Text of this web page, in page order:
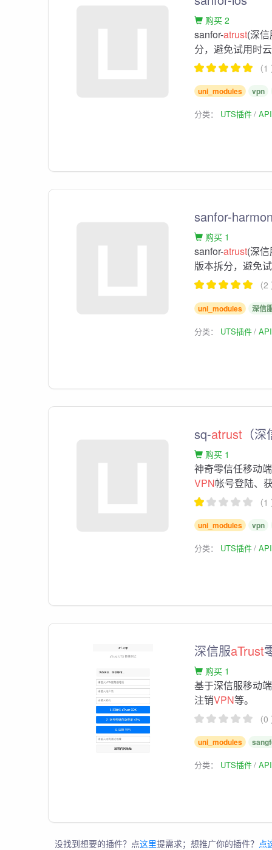
购买 2
sanfor-atrust(深
分，避免试用时
（
uni_modules vpn
分类： UTS插件
sanfor-
购买 1
sanfor-atrust(深
版本拆分，避免
（
uni_modules 深信
分类： UTS插件
sq-atrust （
购买 1
神奇零信任移动
VPN帐号登陆、
（
uni_modules vpn
分类： UTS插件
深信服aTrust
购买 1
基于深信服移动
注销VPN等。
（
uni_modules
分类： UTS插件
没找到想要的插件？点这里提需求；想推广你的插件？ 点